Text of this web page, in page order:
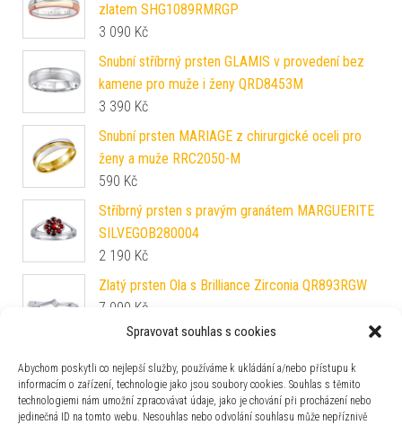
Spravovat souhlas s cookies
Abychom poskytli co nejlepší služby, používáme k ukládání a/nebo přístupu k
informacím o zařízení, technologie jako jsou soubory cookies. Souhlas s těmito
technologiemi nám umožní zpracovávat údaje, jako je chování při procházení nebo
jedinečná ID na tomto webu. Nesouhlas nebo odvolání souhlasu může nepříznivě
zlatem SHG1089RMRGP
3 090 Kč
Snubní stříbrný prsten GLAMIS v provedení bez
kamene pro muže i ženy QRD8453M
3 390 Kč
Snubní prsten MARIAGE z chirurgické oceli pro
ženy a muže RRC2050-M
590 Kč
Stříbrný prsten s pravým granátem MARGUERITE
SILVEGOB280004
2 190 Kč
Zlatý prsten Ola s Brilliance Zirconia QR893RGW
7 090 Kč
FNJR1249SA
2 490 Kč